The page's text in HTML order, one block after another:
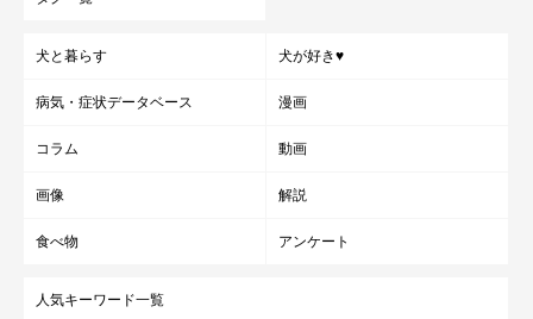
犬と暮らす 犬が好き♥
病気・症状データベース 漫画
コラム 動画
画像 解説
食べ物 アンケート
人気キーワード一覧